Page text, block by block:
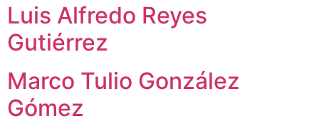
Luis Alfredo Reyes
Gutiérrez
Marco Tulio González
Gómez